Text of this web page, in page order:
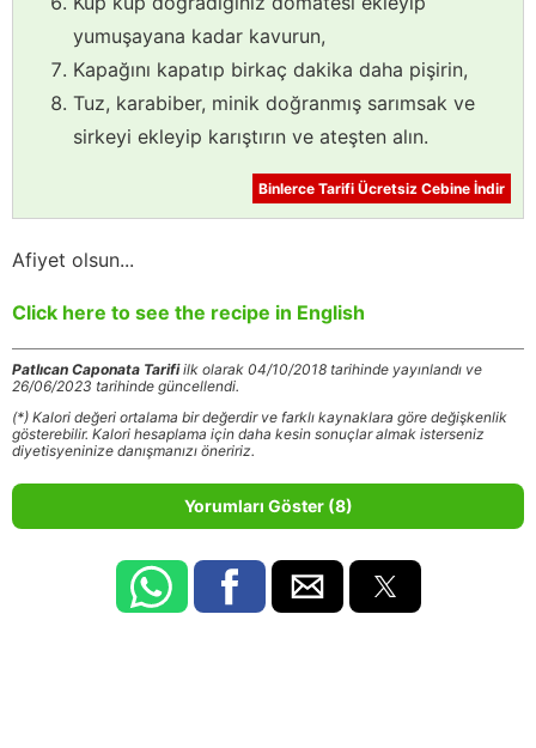
yumuşayana kadar kavurun,
Kapağını kapatıp birkaç dakika daha pişirin,
Tuz, karabiber, minik doğranmış sarımsak ve
sirkeyi ekleyip karıştırın ve ateşten alın.
Binlerce Tarifi Ücretsiz Cebine İndir
Afiyet olsun...
Click here to see the recipe in English
Patlıcan Caponata Tarifiilk olarak 04/10/2018 tarihinde yayınlandı ve
26/06/2023 tarihinde güncellendi.
(*) Kalori değeri ortalama bir değerdir ve farklı kaynaklara göre değişkenlik
gösterebilir. Kalori hesaplama için daha kesin sonuçlar almak isterseniz
diyetisyeninize danışmanızı öneririz.
Yorumları Göster (8)